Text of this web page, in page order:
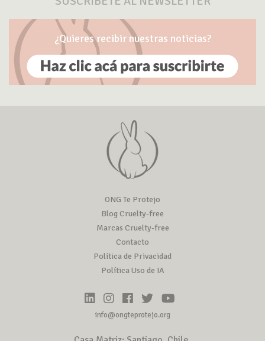
¿Quieres recibir nuestras noticias?
ONG Te Protejo
Blog Cruelty-free
Marcas Cruelty-free
Contacto
Política de Privacidad
Política Uso de IA
info@ongteprotejo.org